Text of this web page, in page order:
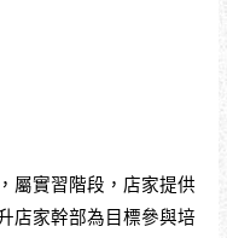
屬實習階段，店家提供
店家幹部為目標參與培